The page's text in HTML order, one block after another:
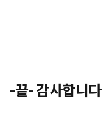
-끝- 감사합니다